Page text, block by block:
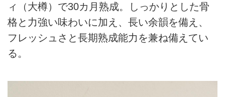
ィ（大樽）で30カ月熟成。しっかりとした骨
格と力強い味わいに加え、長い余韻を備え、
フレッシュさと長期熟成能力を兼ね備えてい
る。